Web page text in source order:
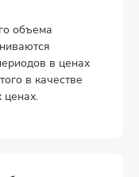
объема
в ценах
в качестве
ценах.